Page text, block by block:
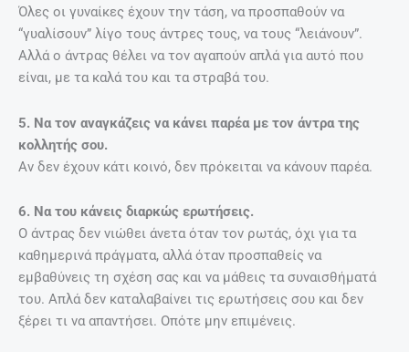
Όλες οι γυναίκες έχουν την τάση, να προσπαθούν να
“γυαλίσουν” λίγο τους άντρες τους, να τους “λειάνουν”.
Αλλά ο άντρας θέλει να τον αγαπούν απλά για αυτό που
είναι, με τα καλά του και τα στραβά του.
5. Να τον αναγκάζεις να κάνει παρέα με τον άντρα της
κολλητής σου.
Αν δεν έχουν κάτι κοινό, δεν πρόκειται να κάνουν παρέα.
6. Να του κάνεις διαρκώς ερωτήσεις.
Ο άντρας δεν νιώθει άνετα όταν τον ρωτάς, όχι για τα
καθημερινά πράγματα, αλλά όταν προσπαθείς να
εμβαθύνεις τη σχέση σας και να μάθεις τα συναισθήματά
του. Απλά δεν καταλαβαίνει τις ερωτήσεις σου και δεν
ξέρει τι να απαντήσει. Οπότε μην επιμένεις.